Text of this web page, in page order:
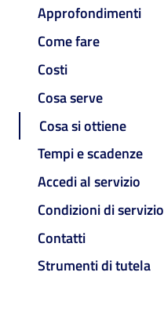
Approfondimenti
Come fare
Costi
Cosa serve
Cosa si ottiene
Tempi e scadenze
Accedi al servizio
Condizioni di servizio
Contatti
Strumenti di tutela